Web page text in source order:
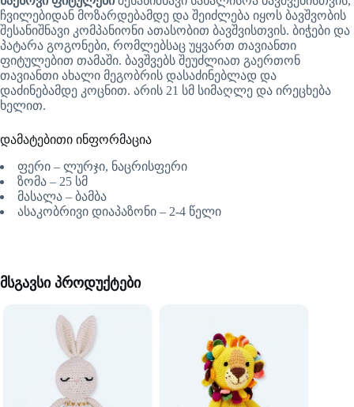
ჩვილებიდან მოზარდებამდე და შეიძლება იყოს ბავშვობის
შესანიშნავი კომპანიონი ათასობით ბავშვისთვის. ბიჭები და
პატარა გოგონები, რომლებსაც უყვართ თავიანთი
ფიტულებით თამაში. ბავშვებს შეუძლიათ გაერთონ
თავიანთი ახალი მეგობრის დასაძინებლად და
დაძინებამდე კოცნით. არის 21 სმ სიმაღლე და ირეცხება
ხელით.
დამატებითი ინფორმაცია
ფერი – ლურჯი, ნაცრისფერი
ზომა – 25 სმ
მასალა – ბამბა
ასაკობრივი დიაპაზონი – 2-4 წელი
მსგავსი პროდუქტები